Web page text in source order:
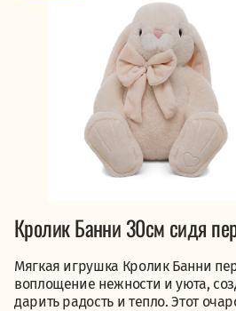
Кролик Банни 30см сидя
Мягкая игрушка Кролик Банни
воплощение нежности и уюта,
дарить радость и тепло. Этот